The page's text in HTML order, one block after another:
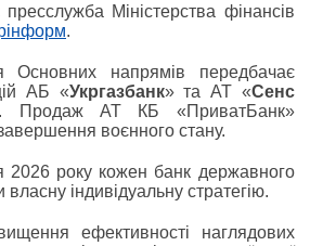
Міністерства фінансів
.
Основних напрямів передбачає
АБ «Укргазбанк» та АТ «Сенс
Продаж АТ КБ «ПриватБанк»
воєнного стану.
2026 року кожен банк державного
індивідуальну стратегію.
ефективності наглядових